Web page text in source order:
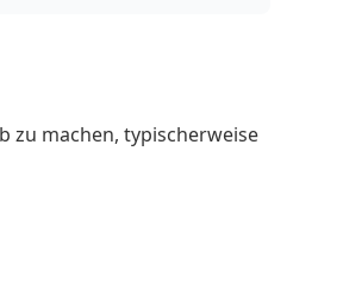
zu machen, typischerweise